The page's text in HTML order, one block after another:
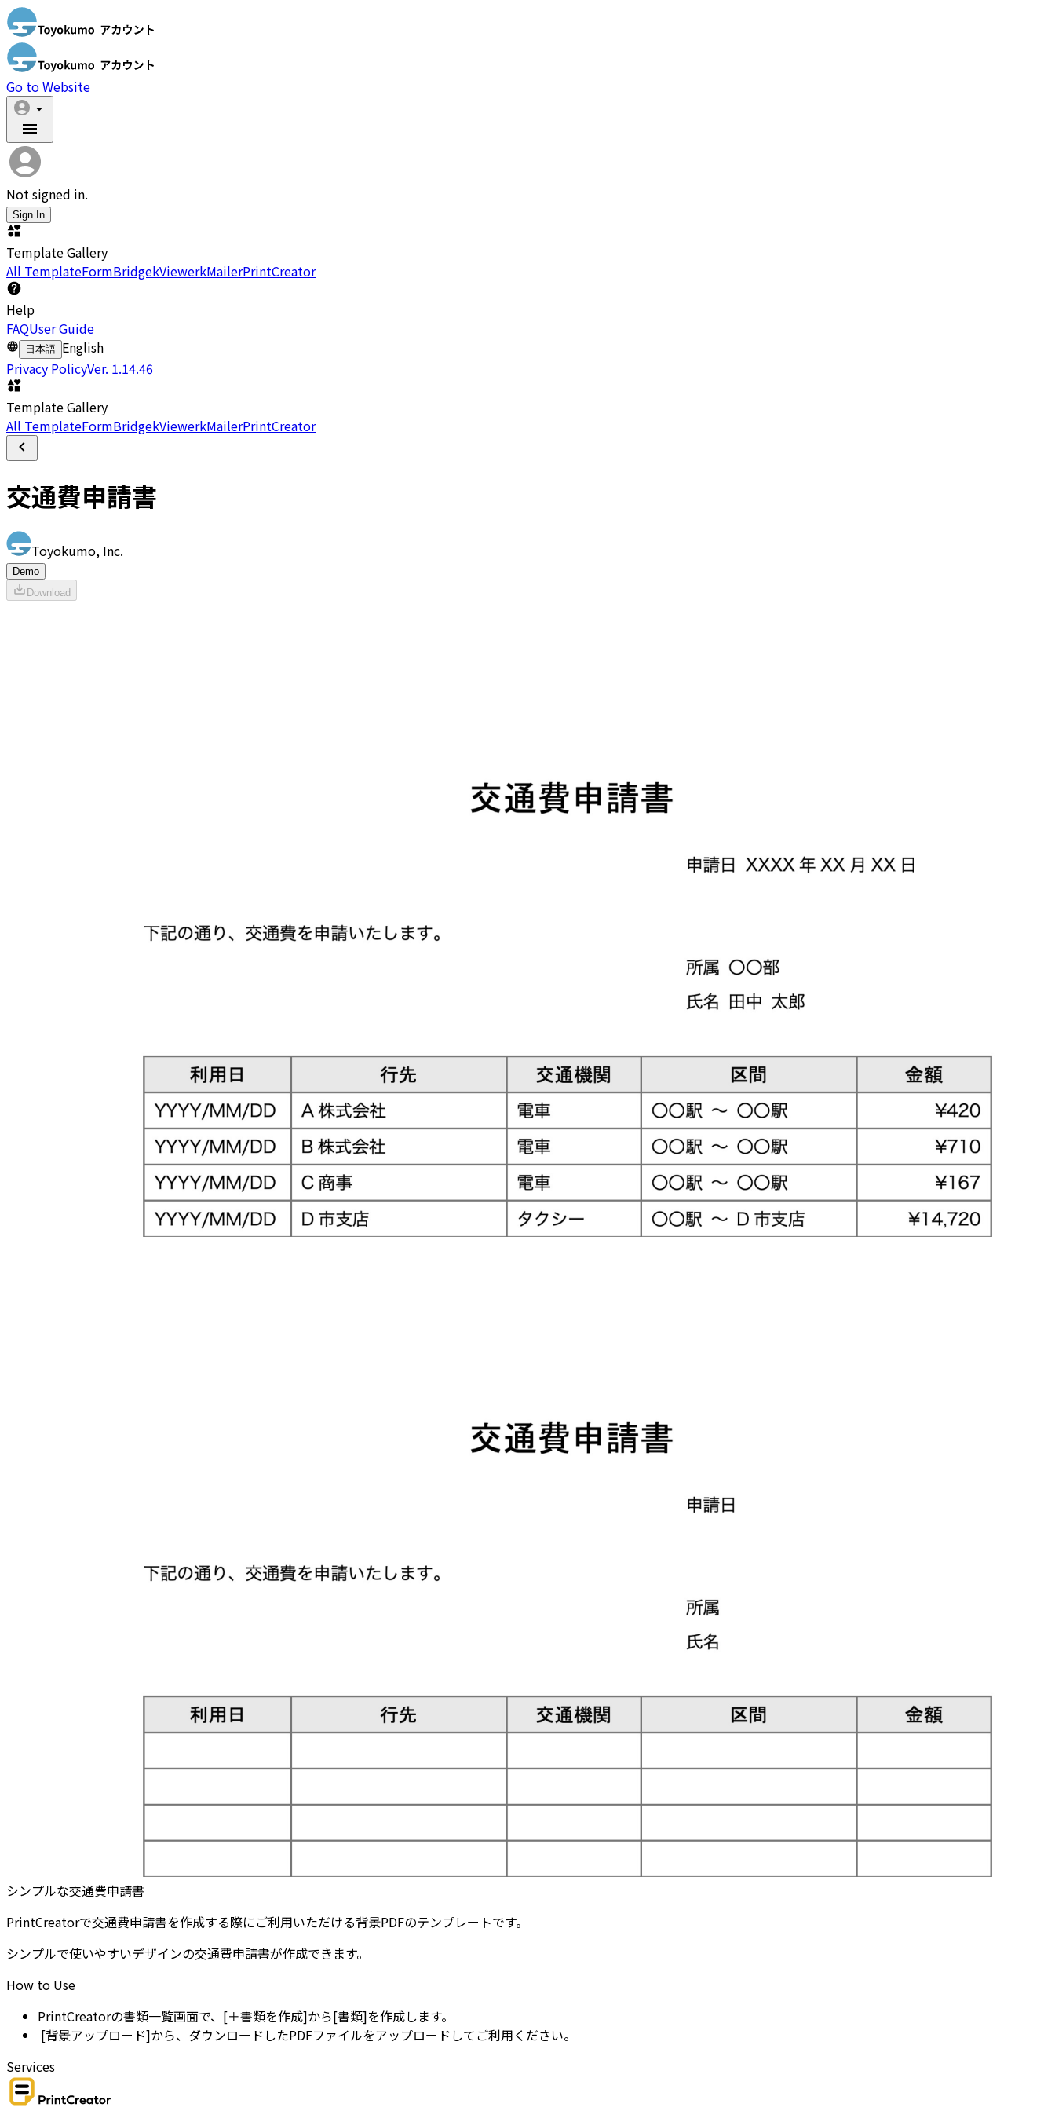
Go to Website
Not signed in.
Sign In
Template Gallery
All TemplateFormBridgekViewerkMailerPrintCreator
Help
FAQUser Guide
日本語 English
Privacy PolicyVer. 1.14.46
Template Gallery
All TemplateFormBridgekViewerkMailerPrintCreator
交通費申請書
Toyokumo, Inc.
Demo
Download
シンプルな交通費申請書
PrintCreatorで交通費申請書を作成する際にご利用いただける背景PDFのテンプレートです。
シンプルで使いやすいデザインの交通費申請書が作成できます。
How to Use
PrintCreatorの書類一覧画面で、[＋書類を作成]から[書類]を作成します。
[背景アップロード]から、ダウンロードしたPDFファイルをアップロードしてご利用ください。
Services